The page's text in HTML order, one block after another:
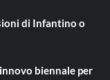
di Infantino o
biennale per